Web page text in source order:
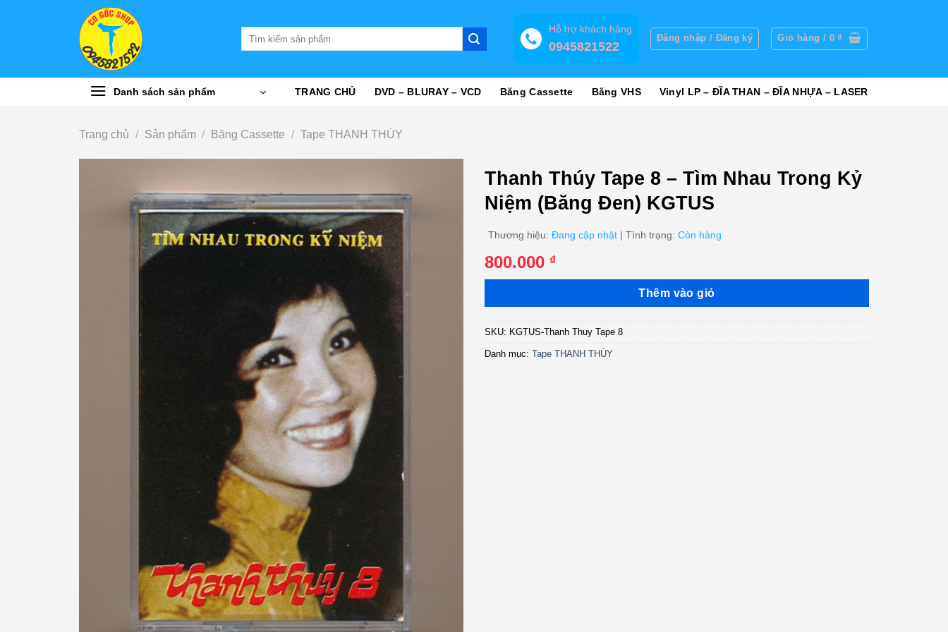
Hỗ trợ khách hàng
0945821522
Đăng nhập / Đăng ký Giỏ hàng / 0₫
Danh sách sản phẩm TRANG CHỦ DVD – BLURAY – VCD Băng Cassette Băng VHS Vinyl LP – ĐĨA THAN – ĐĨA NHỰA – LASER
Trang chủ / Sản phẩm / Băng Cassette / Tape THANH THÚY
Thanh Thúy Tape 8 – Tìm Nhau Trong Kỷ
Niệm (Băng Đen) KGTUS
Thương hiệu: Đang cập nhật | Tình trạng: Còn hàng
800.000 ₫
Thêm vào giỏ
SKU: KGTUS-Thanh Thuy Tape 8
Danh mục: Tape THANH THÚY